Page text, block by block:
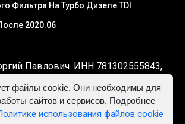
Фильтра На Турбо Дизеле TDI
2020.06
Павлович. ИНН 781302555843,
файлы cookie. Они необходимы для
сайтов и сервисов. Подробнее
использования файлов cookie